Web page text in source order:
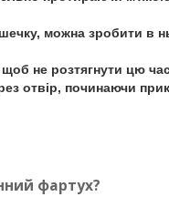
можна зробити в
не розтягнути цю
отвір, починаючи
фартух?